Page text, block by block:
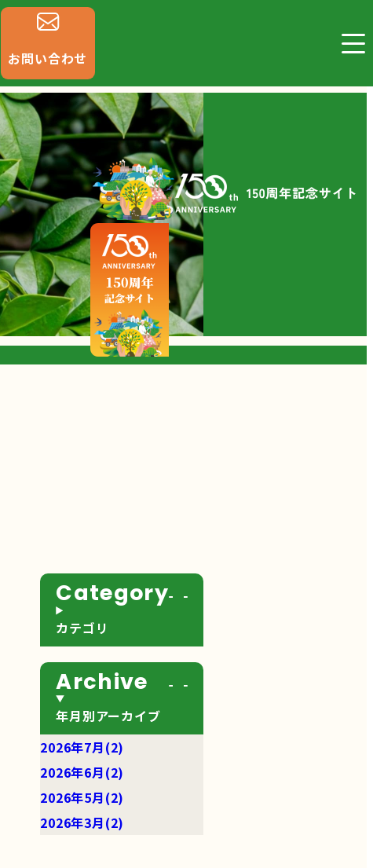
お問い合わせ
カテゴリ
Category
年月別アーカイブ
Archive
2026年7月(2)
2026年6月(2)
2026年5月(2)
2026年3月(2)